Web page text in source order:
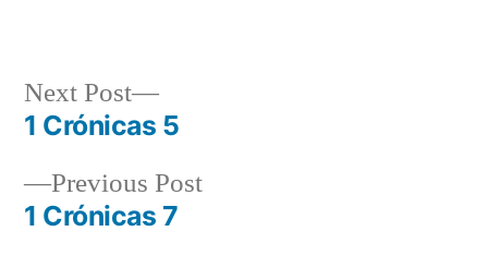
Post
navigation
Previous PostPrevious
1 Crónicas 7
Next Post
Next
post:
1 Crónicas 5